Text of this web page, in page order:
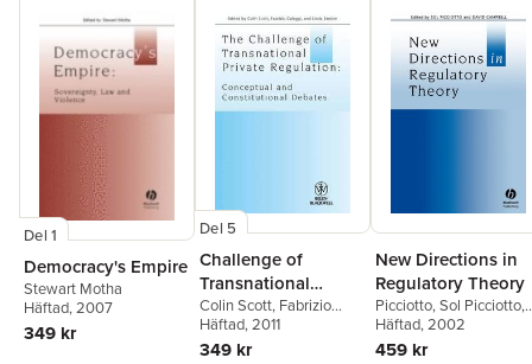
Del 1
Democracy's Empire
Stewart Motha
Häftad, 2007
349 kr
Del 5
Challenge of
Transnational
Private Regulation
Colin Scott, Fabrizio
Cafaggi,Linda Senden
Häftad, 2011
349 kr
New Directions in
Regulatory Theory
Picciotto,Sol Picciotto,
David Campbell
Häftad, 2002
459 kr